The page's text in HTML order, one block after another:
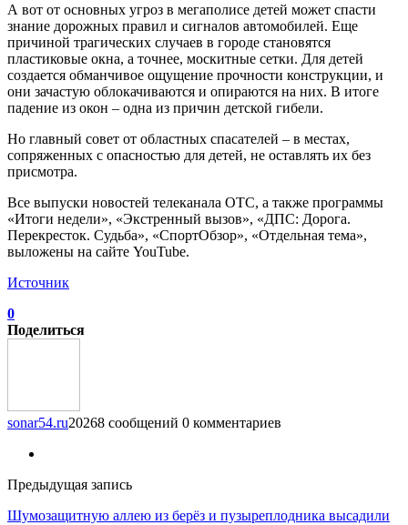
А вот от основных угроз в мегаполисе детей может спасти
знание дорожных правил и сигналов автомобилей. Еще
причиной трагических случаев в городе становятся
пластиковые окна, а точнее, москитные сетки. Для детей
создается обманчивое ощущение прочности конструкции, и
они зачастую облокачиваются и опираются на них. В итоге
падение из окон – одна из причин детской гибели.
Но главный совет от областных спасателей – в местах,
сопряженных с опасностью для детей, не оставлять их без
присмотра.
Все выпуски новостей телеканала ОТС, а также программы
«Итоги недели», «Экстренный вызов», «ДПС: Дорога.
Перекресток. Судьба», «СпортОбзор», «Отдельная тема»,
выложены на сайте YouTube.
Источник
0
Поделиться
sonar54.ru20268 сообщений 0 комментариев
Предыдущая запись
Шумозащитную аллею из берёз и пузыреплодника высадили